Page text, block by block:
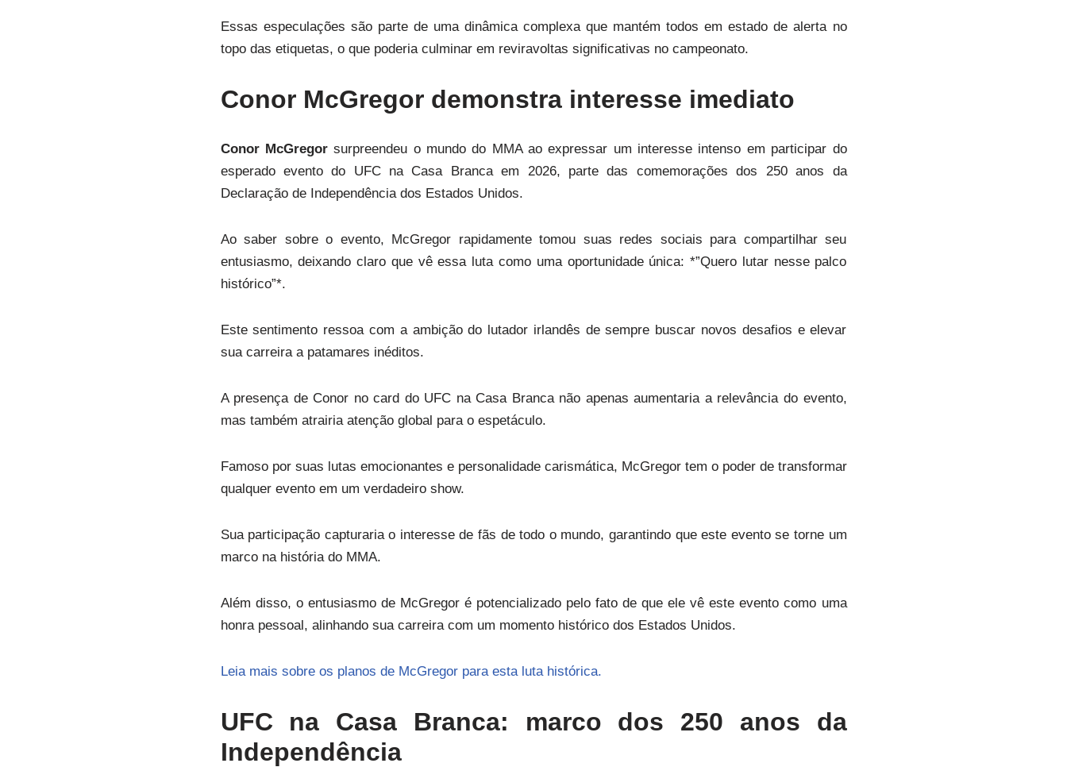
Essas especulações são parte de uma dinâmica complexa que mantém todos em estado de alerta no
topo das etiquetas, o que poderia culminar em reviravoltas significativas no campeonato.
Conor McGregor demonstra interesse imediato
Conor McGregorsurpreendeu o mundo do MMA ao expressar um interesse intenso em participar do
esperado evento do UFC na Casa Branca em 2026, parte das comemorações dos 250 anos da
Declaração de Independência dos Estados Unidos.
Ao saber sobre o evento, McGregor rapidamente tomou suas redes sociais para compartilhar seu
entusiasmo, deixando claro que vê essa luta como uma oportunidade única: *”Quero lutar nesse palco
histórico”*.
Este sentimento ressoa com a ambição do lutador irlandês de sempre buscar novos desafios e elevar
sua carreira a patamares inéditos.
A presença de Conor no card do UFC na Casa Branca não apenas aumentaria a relevância do evento,
mas também atrairia atenção global para o espetáculo.
Famoso por suas lutas emocionantes e personalidade carismática, McGregor tem o poder de transformar
qualquer evento em um verdadeiro show.
Sua participação capturaria o interesse de fãs de todo o mundo, garantindo que este evento se torne um
marco na história do MMA.
Além disso, o entusiasmo de McGregor é potencializado pelo fato de que ele vê este evento como uma
honra pessoal, alinhando sua carreira com um momento histórico dos Estados Unidos.
Leia mais sobre os planos de McGregor para esta luta histórica.
UFC na Casa Branca: marco dos 250 anos da
Independência